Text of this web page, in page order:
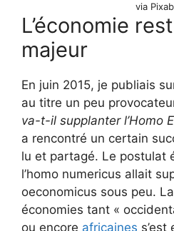
via
L’économie
majeur
En juin 2015, je publiais
au titre un peu
va-t-il supplanter l’Homo
a rencontré un certain
lu et partagé. Le postulat
l’homo numericus allait
oeconomicus sous peu.
économies tant «
ou encore africaines